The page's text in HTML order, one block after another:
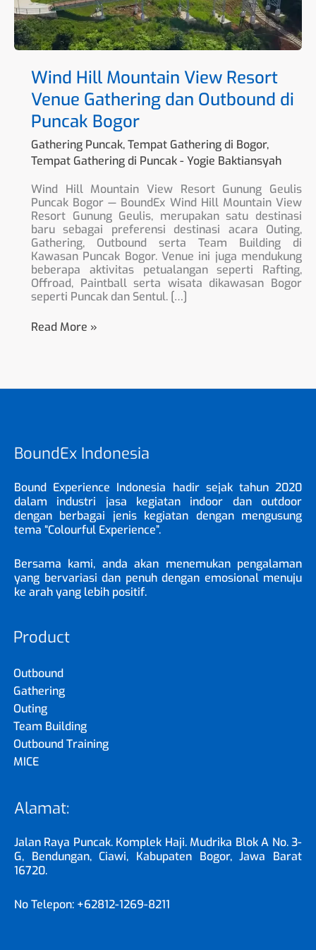
Wind Hill Mountain View Resort
Venue Gathering dan Outbound di
Puncak Bogor
Gathering Puncak,Tempat Gathering di Bogor,
Tempat Gathering di Puncak-Yogie Baktiansyah
Wind Hill Mountain View Resort Gunung Geulis
Puncak Bogor — BoundEx Wind Hill Mountain View
Resort Gunung Geulis, merupakan satu destinasi
baru sebagai preferensi destinasi acara Outing,
Gathering, Outbound serta Team Building di
Kawasan Puncak Bogor. Venue ini juga mendukung
beberapa aktivitas petualangan seperti Rafting,
Offroad, Paintball serta wisata dikawasan Bogor
seperti Puncak dan Sentul. […]
di
Puncak
Bogor
Read More »
BoundEx Indonesia
Bound Experience Indonesia hadir sejak tahun 2020
dalam industri jasa kegiatan indoor dan outdoor
dengan berbagai jenis kegiatan dengan mengusung
tema “Colourful Experience”.
Bersama kami, anda akan menemukan pengalaman
yang bervariasi dan penuh dengan emosional menuju
ke arah yang lebih positif.
Product
Outbound
Gathering
Outing
Team Building
Outbound Training
MICE
Alamat:
Jalan Raya Puncak. Komplek Haji. Mudrika Blok A No. 3-
G, Bendungan, Ciawi, Kabupaten Bogor, Jawa Barat
16720.
No Telepon: +62812-1269-8211